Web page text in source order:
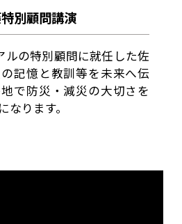
別顧問講演
ルの特別顧問に就任した佐
記憶と教訓等を未来へ伝
で防災・減災の大切さを
なります。